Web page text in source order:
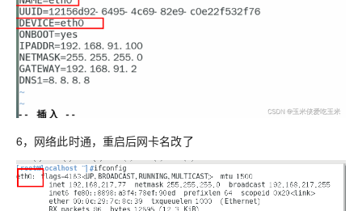
6，网络此时通，重启后网卡名改了